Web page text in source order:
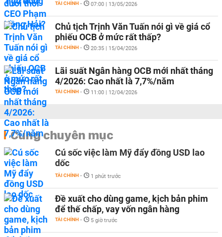
TÀI CHÍNH - 07:00 | 13/05/2026
Chủ tịch Trịnh Văn Tuấn nói gì về giá cổ
phiếu OCB ở mức rất thấp?
TÀI CHÍNH - 20:35 | 15/04/2026
Lãi suất Ngân hàng OCB mới nhất tháng
4/2026: Cao nhất là 7,7%/năm
TÀI CHÍNH - 11:00 | 12/04/2026
Cùng chuyên mục
Cú sốc việc làm Mỹ đẩy đồng USD lao
dốc
TÀI CHÍNH - 1 phút trước
Đề xuất cho dùng game, kịch bản phim
để thế chấp, vay vốn ngân hàng
TÀI CHÍNH - 5 giờ trước